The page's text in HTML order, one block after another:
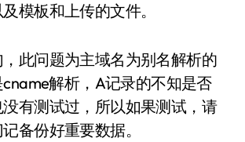
模板和上传的文件。
问题为主域名为别名解析的
解析，A记录的不知是否
有测试过，所以如果测试，请
备份好重要数据。